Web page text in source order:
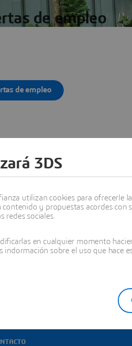
de empleo
de empleo
este país
3DS
utilizan cookies para ofrecerle
y propuestas acordes con
redes sociales.
en cualquier momento
sobre el uso que hace